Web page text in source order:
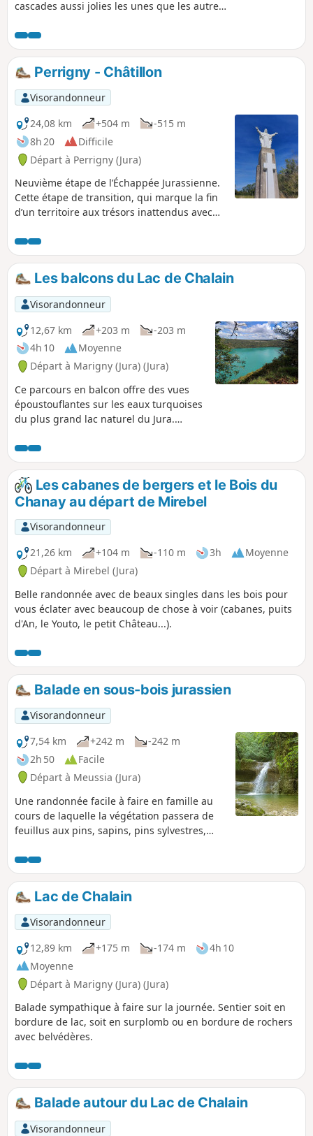
cascades aussi jolies les unes que les autres,
d'où sort une source. La végétation y est très
diversifiée et on peut constater le travail
inlassable de l'eau sur la roche.
Perrigny - Châtillon
Visorandonneur
24,08 km
+504 m
-515 m
8h 20
Difficile
Départ à Perrigny (Jura)
Neuvième étape de l’Échappée Jurassienne.
Cette étape de transition, qui marque la fin
d’un territoire aux trésors inattendus avec
vignobles, ses villages de caractère et ses
reculées emblématiques vous permettra de
rejoindre le Pays des Lacs et des Cascades.
C’est par un sentier qui serpente en balcon
que vous rejoindrez le premier plateau avec
ses pâturages, ses fermes et ses petits
villages. Dominant la vallée de l’Ain, c’est à
Châtillon que vous terminerez ce parcours
où vous pourrez entrevoir les premiers
contreforts du Jura.
Les balcons du Lac de Chalain
Visorandonneur
12,67 km
+203 m
-203 m
4h 10
Moyenne
Départ à Marigny (Jura) (Jura)
Ce parcours en balcon offre des vues
époustouflantes sur les eaux turquoises
du plus grand lac naturel du Jura.
rivières, le lac est une invitation à la
flânerie et à la découverte des secrets
des bois...
Les cabanes de bergers et le Bois du
Chanay au départ de Mirebel
Visorandonneur
21,26 km
+104 m -110 m 3h
Moyenne
Départ à Mirebel (Jura)
Belle randonnée avec de beaux singles dans les bois pour
vous éclater avec beaucoup de chose à voir (cabanes, puits
d'An, le Youto, le petit Château...).
Balade en sous-bois jurassien
Visorandonneur
7,54 km
+242 m
-242 m
2h 50
Facile
Départ à Meussia (Jura)
Une randonnée facile à faire en famille au
cours de laquelle la végétation passera de
feuillus aux pins, sapins, pins sylvestres,
pénétrer dans une grotte et apprécier trois
cascades.
Lac de Chalain
Visorandonneur
12,89 km
+175 m -174 m
4h 10
Moyenne
Départ à Marigny (Jura) (Jura)
Balade sympathique à faire sur la journée. Sentier soit en
bordure de lac, soit en surplomb ou en bordure de rochers
avec belvédères.
Balade autour du Lac de Chalain
Visorandonneur